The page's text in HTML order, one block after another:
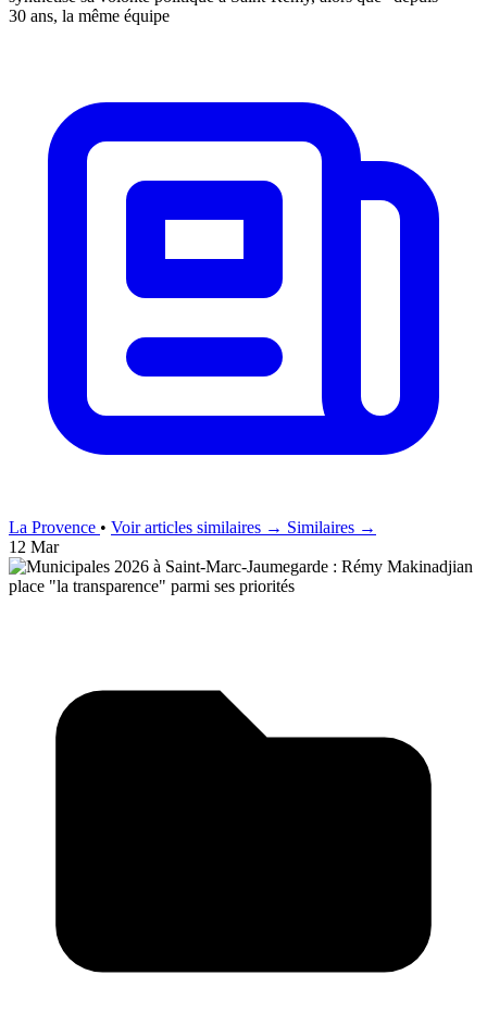
30 ans, la même équipe
La Provence • Voir articles similaires → Similaires →
12 Mar